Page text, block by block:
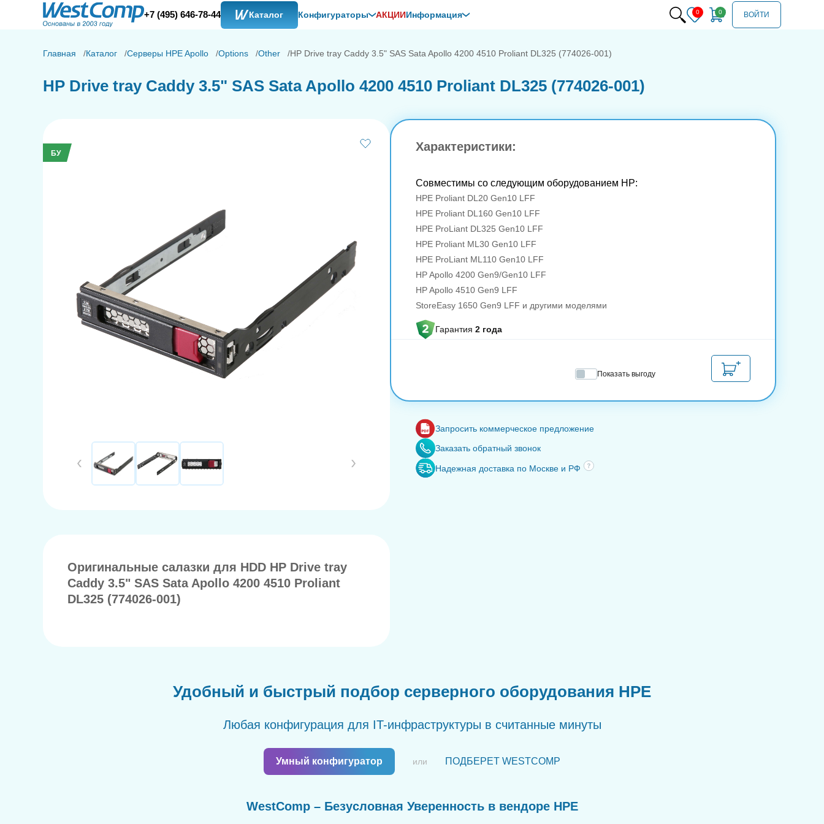
+7 (495) 646-78-44 Каталог Конфигураторы АКЦИИИнформация ВОЙТИ
Главная Каталог Серверы HPE Apollo Options Other HP Drive tray Caddy 3.5" SAS Sata Apollo 4200 4510 Proliant DL325 (774026-001)
HP Drive tray Caddy 3.5" SAS Sata Apollo 4200 4510 Proliant DL325 (774026-001)
БУ
Оригинальные салазки для HDD HP Drive tray
Caddy 3.5" SAS Sata Apollo 4200 4510 Proliant
DL325 (774026-001)
Характеристики:
Совместимы со следующим оборудованием HP:
HPE Proliant DL20 Gen10 LFF
HPE Proliant DL160 Gen10 LFF
HPE ProLiant DL325 Gen10 LFF
HPE Proliant ML30 Gen10 LFF
HPE ProLiant ML110 Gen10 LFF
HP Apollo 4200 Gen9/Gen10 LFF
HP Apollo 4510 Gen9 LFF
StoreEasy 1650 Gen9 LFF и другими моделями
Гарантия 2 года
Показать выгоду
Запросить коммерческое предложение
Заказать обратный звонок
Надежная доставка по Москве и РФ
Удобный и быстрый подбор серверного оборудования HPE
Любая конфигурация для IT-инфраструктуры в считанные минуты
Умный конфигуратор или ПОДБЕРЕТ WESTCOMP
WestComp – Безусловная Уверенность в вендоре HPE